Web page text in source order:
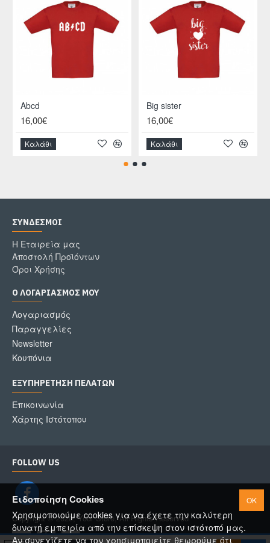
Abcd
16,00€
Καλάθι
Big sister
16,00€
Καλάθι
ΣΎΝΔΕΣΜΟΙ
Η Εταιρεία μας
Αποστολή Προϊόντων
Όροι Χρήσης
Ο ΛΟΓΑΡΙΑΣΜΌΣ ΜΟΥ
Λογαριασμός
Παραγγελίες
Newsletter
Κουπόνια
ΕΞΥΠΗΡΈΤΗΣΗ ΠΕΛΑΤΏΝ
Επικοινωνία
Χάρτης Ιστότοπου
FOLLOW US
Copyright © 2020, Your Store, All Rights Reserved
OK
Ειδοποίηση Cookies
Χρησιμοποιούμε cookies για να έχετε την καλύτερη
δυνατή εμπειρία από την επίσκεψη στον ιστότοπό μας.
Αν συνεχίζετε να τον χρησιμοποιείτε θεωρούμε ότι